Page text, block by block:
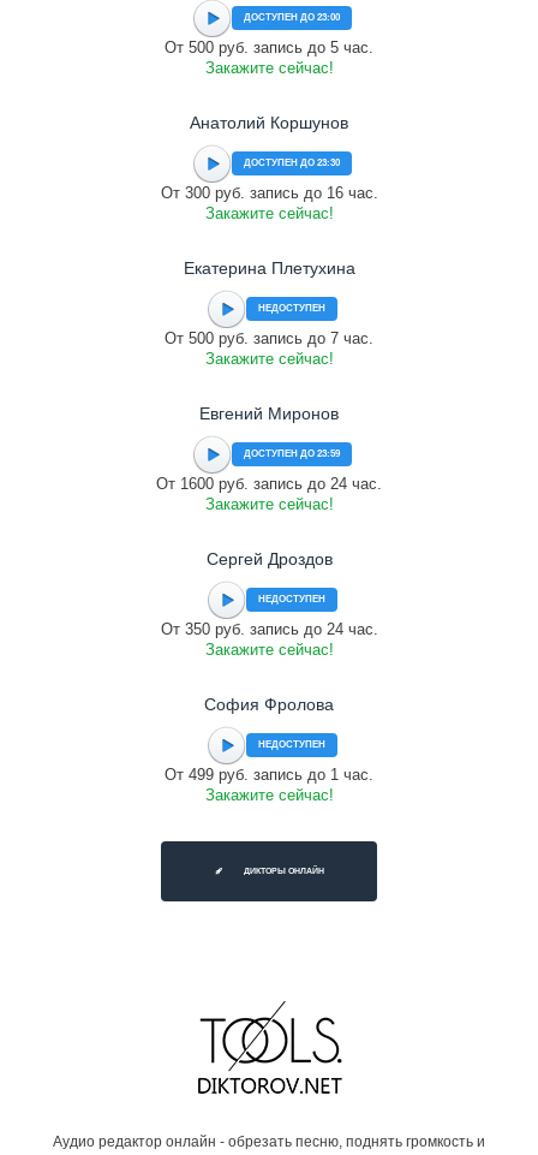
ДОСТУПЕН ДО 23:00
От 500 руб. запись до 5 час.
Закажите сейчас!
Анатолий Коршунов
ДОСТУПЕН ДО 23:30
От 300 руб. запись до 16 час.
Закажите сейчас!
Екатерина Плетухина
НЕДОСТУПЕН
От 500 руб. запись до 7 час.
Закажите сейчас!
Евгений Миронов
ДОСТУПЕН ДО 23:59
От 1600 руб. запись до 24 час.
Закажите сейчас!
Сергей Дроздов
НЕДОСТУПЕН
От 350 руб. запись до 24 час.
Закажите сейчас!
София Фролова
НЕДОСТУПЕН
От 499 руб. запись до 1 час.
Закажите сейчас!
ДИКТОРЫ ОНЛАЙН
Аудио редактор онлайн - обрезать песню, поднять громкость и